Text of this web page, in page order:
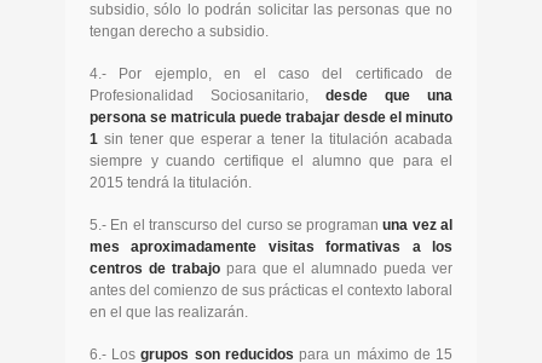
subsidio, sólo lo podrán solicitar las personas que no
tengan derecho a subsidio.
4.- Por ejemplo, en el caso del certificado de
Profesionalidad Sociosanitario, desde que una
persona se matricula puede trabajar desde el minuto
1 sin tener que esperar a tener la titulación acabada
siempre y cuando certifique el alumno que para el
2015 tendrá la titulación.
5.- En el transcurso del curso se programanuna vez al
mes aproximadamente visitas formativas a los
centros de trabajopara que el alumnado pueda ver
antes del comienzo de sus prácticas el contexto laboral
en el que las realizarán.
6.- Losgrupos son reducidos para un máximo de 15